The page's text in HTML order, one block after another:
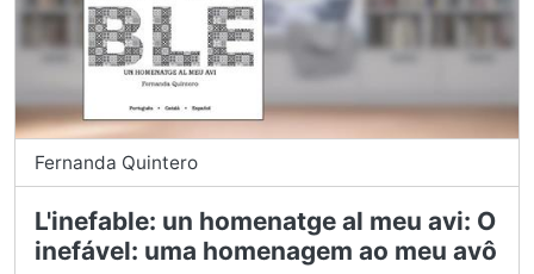
Fernanda Quintero
L'inefable: un homenatge al meu avi: O
inefável: uma homenagem ao meu avô